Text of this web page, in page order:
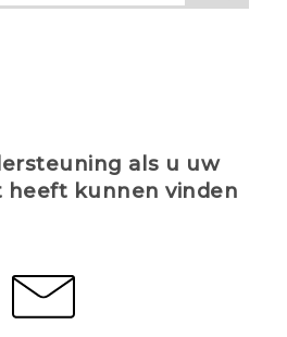
als u uw
heeft kunnen vinden